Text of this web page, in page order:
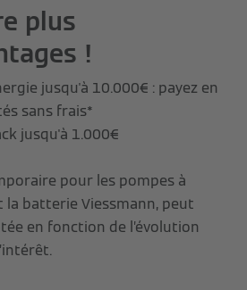
plus
!
jusqu'à 10.000€ : payez en
sans frais*
jusqu'à 1.000€
pour les pompes à
la batterie Viessmann, peut
en fonction de l’évolution